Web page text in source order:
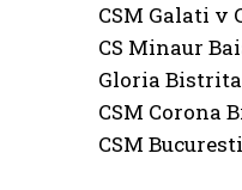
CSM Galati v
CS Minaur
Gloria Bistrita
CSM Corona
CSM